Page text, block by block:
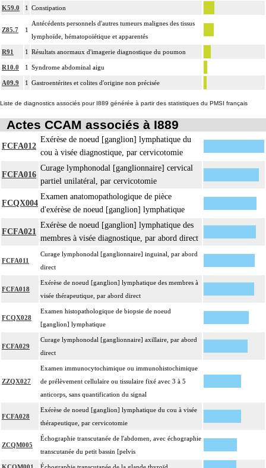
K59.0 1 Constipation
Z85.7 1
Antécédents personnels d'autres tumeurs malignes des tissus
lymphoïde, hématopoïétique et apparentés
R91 1 Résultats anormaux d'imagerie diagnostique du poumon
R10.0 1 Syndrome abdominal aigu
A09.9 1 Gastroentérites et colites d'origine non précisée
Liste de diagnostics associés pour I889 générée à partir des statistiques du PMSI français
Actes CCAM associés à I889
FCFA012
Exérèse de noeud [ganglion] lymphatique du
cou à visée diagnostique, par cervicotomie
FCFA016
Curage lymphonodal [ganglionnaire] cervical
partiel unilatéral, par cervicotomie
FCQX004
Examen anatomopathologique de pièce
d'exérèse de noeud [ganglion] lymphatique
FCFA021
Exérèse de noeud [ganglion] lymphatique des
membres à visée diagnostique, par abord direct
FCFA011
Curage lymphonodal [ganglionnaire] inguinal, par abord
direct
FCFA018
Exérèse de noeud [ganglion] lymphatique des membres à
visée thérapeutique, par abord direct
FCQX028
Examen histopathologique de biopsie de noeud
[ganglion] lymphatique
FCFA029
Curage lymphonodal [ganglionnaire] axillaire, par abord
direct
ZZQX027
Examen immunocytochimique ou immunohistochimique
de prélèvement cellulaire ou tissulaire fixé avec 3 à 5
anticorps, sans quantification du signal
FCFA028
Exérèse de noeud [ganglion] lymphatique du cou à visée
thérapeutique, par cervicotomie
ZCQM005
Échographie transcutanée de l'abdomen, avec échographie
transcutanée du petit bassin [pelvis